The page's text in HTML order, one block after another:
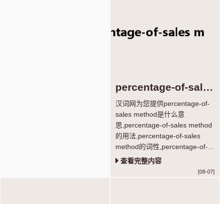
percentage-of-sales
method是什么意思
汉词网为您提供percentage-of-
sales method是什么意
思,percentage-of-sales method
的用法,percentage-of-sales
method的词性,percentage-of-
sales method的词
根,percentage-of-sales method
查看完整内容
[08-07]